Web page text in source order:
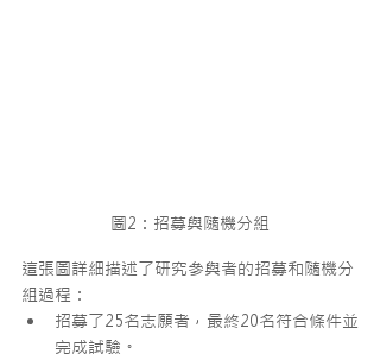
圖2：招募與隨機分組
這張圖詳細描述了研究參與者的招募和隨機分
組過程：
招募了25名志願者，最終20名符合條件並
完成試驗。